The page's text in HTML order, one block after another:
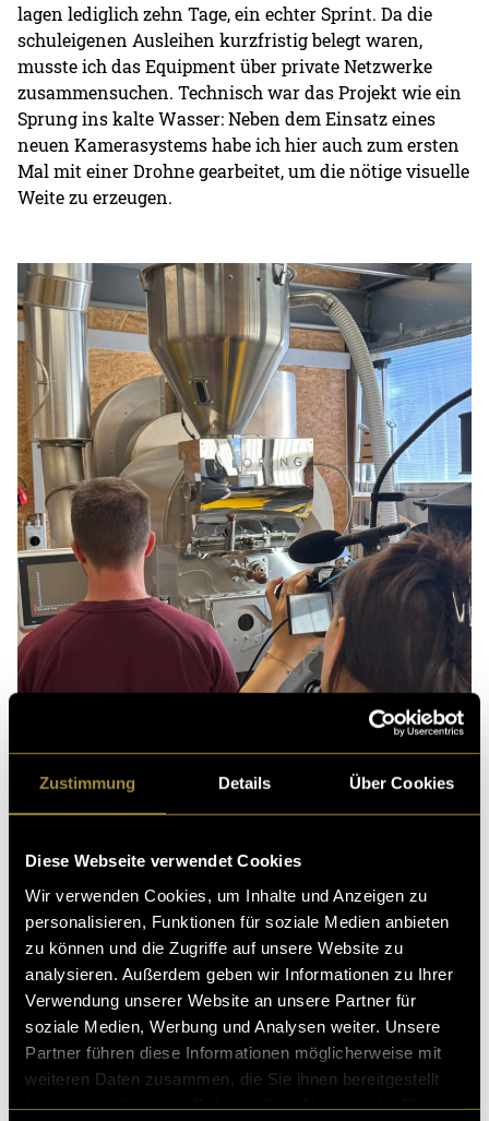
Zustimmung Details Über Cookies
Diese Webseite verwendet Cookies
Wir verwenden Cookies, um Inhalte und Anzeigen zu
personalisieren, Funktionen für soziale Medien anbieten
zu können und die Zugriffe auf unsere Website zu
analysieren. Außerdem geben wir Informationen zu Ihrer
Verwendung unserer Website an unsere Partner für
soziale Medien, Werbung und Analysen weiter. Unsere
Partner führen diese Informationen möglicherweise mit
weiteren Daten zusammen, die Sie ihnen bereitgestellt
lagen lediglich zehn Tage, ein echter Sprint. Da die
schuleigenen Ausleihen kurzfristig belegt waren,
musste ich das Equipment über private Netzwerke
zusammensuchen. Technisch war das Projekt wie ein
Sprung ins kalte Wasser: Neben dem Einsatz eines
neuen Kamerasystems habe ich hier auch zum ersten
Mal mit einer Drohne gearbeitet, um die nötige visuelle
Weite zu erzeugen.
Die gesamte Postproduktion, von Schnitt über
Sounddesign bis zum Color Grading, wurden von mir
zum ersten Mal komplett in DaVinci Resolve
umgesetzt. Ein wilder Sprint, der zwar Nerven
gekostet, aber unfassbar viel Spass gemacht hat.